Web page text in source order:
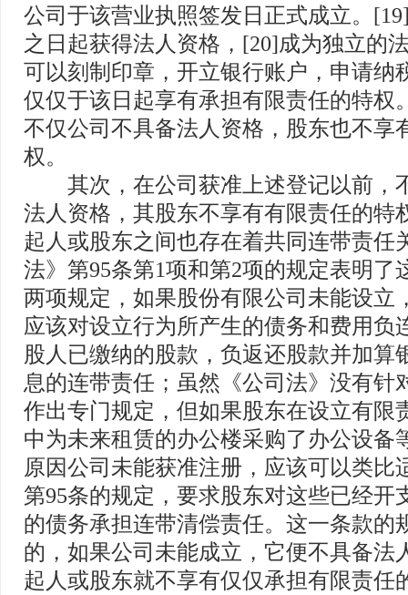
公司于该营业执照签发日正式成立。
之日起获得法人资格，[20]成为独立的
可以刻制印章，开立银行账户，申请纳
仅仅于该日起享有承担有限责任的特权
不仅公司不具备法人资格，股东也不享
权。
其次，在公司获准上述登记以前，
法人资格，其股东不享有有限责任的特
起人或股东之间也存在着共同连带责任
法》第95条第1项和第2项的规定表明了
两项规定，如果股份有限公司未能设立
应该对设立行为所产生的债务和费用负
股人已缴纳的股款，负返还股款并加算
息的连带责任；虽然《公司法》没有针
作出专门规定，但如果股东在设立有限
中为未来租赁的办公楼采购了办公设备
原因公司未能获准注册，应该可以类比
第95条的规定，要求股东对这些已经开
的债务承担连带清偿责任。这一条款的
的，如果公司未能成立，它便不具备法
起人或股东就不享有仅仅承担有限责任